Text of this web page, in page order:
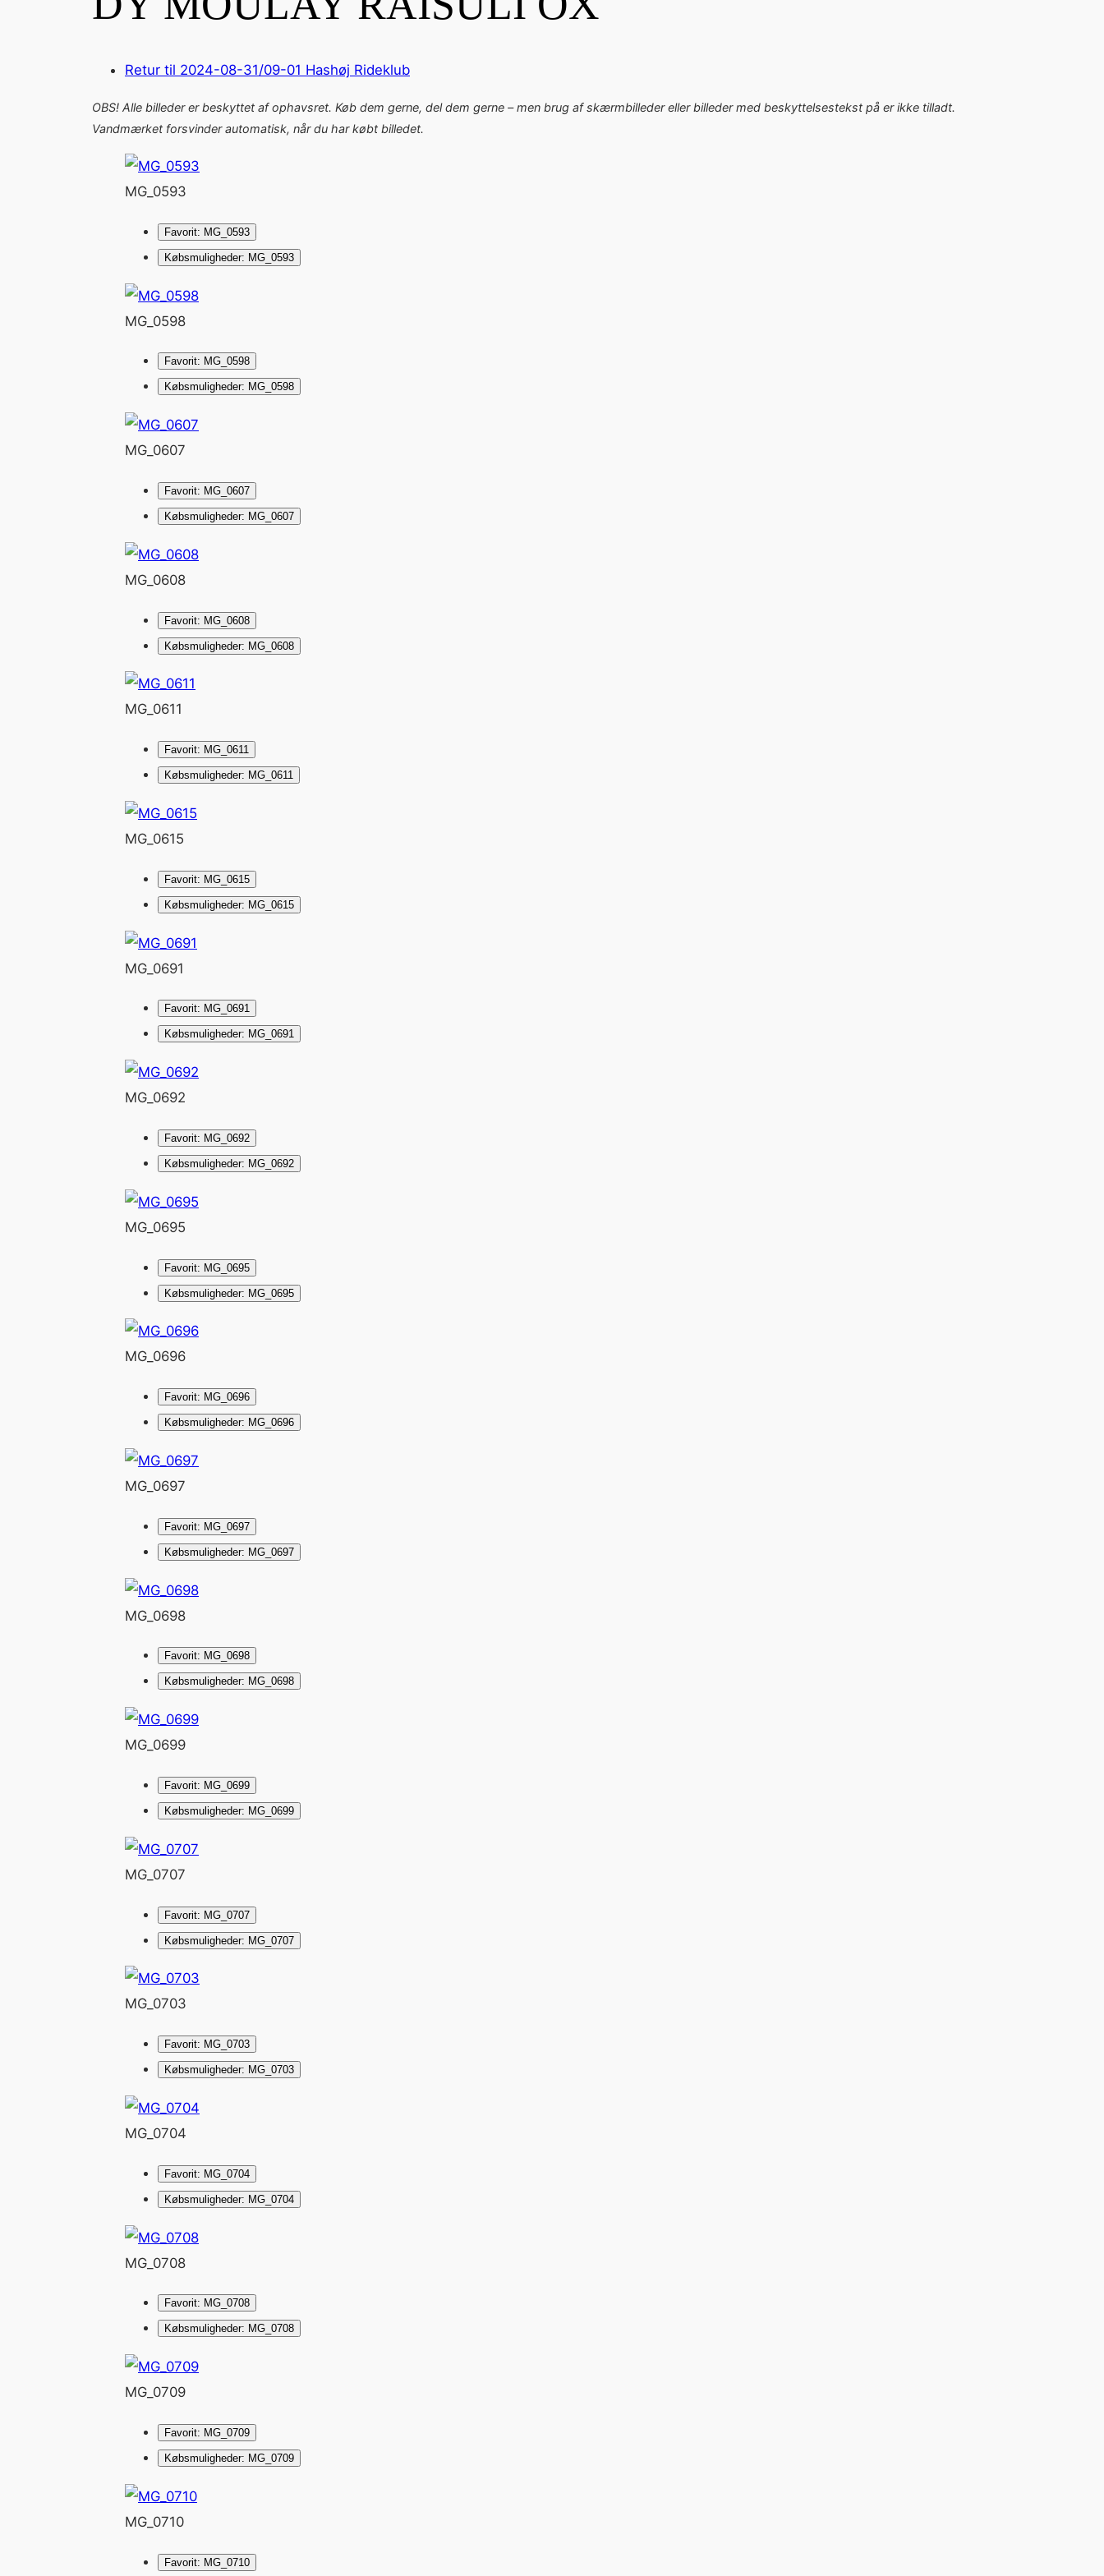
Retur til 2024-08-31/09-01 Hashøj Rideklub
OBS! Alle billeder er beskyttet af ophavsret. Køb dem gerne, del dem gerne – men brug af skærmbilleder eller billeder med beskyttelsestekst på er ikke tilladt.
Vandmærket forsvinder automatisk, når du har købt billedet.
MG_0593
Favorit: MG_0593
Købsmuligheder: MG_0593
MG_0598
Favorit: MG_0598
Købsmuligheder: MG_0598
MG_0607
Favorit: MG_0607
Købsmuligheder: MG_0607
MG_0608
Favorit: MG_0608
Købsmuligheder: MG_0608
MG_0611
Favorit: MG_0611
Købsmuligheder: MG_0611
MG_0615
Favorit: MG_0615
Købsmuligheder: MG_0615
MG_0691
Favorit: MG_0691
Købsmuligheder: MG_0691
MG_0692
Favorit: MG_0692
Købsmuligheder: MG_0692
MG_0695
Favorit: MG_0695
Købsmuligheder: MG_0695
MG_0696
Favorit: MG_0696
Købsmuligheder: MG_0696
MG_0697
Favorit: MG_0697
Købsmuligheder: MG_0697
MG_0698
Favorit: MG_0698
Købsmuligheder: MG_0698
MG_0699
Favorit: MG_0699
Købsmuligheder: MG_0699
MG_0707
Favorit: MG_0707
Købsmuligheder: MG_0707
MG_0703
Favorit: MG_0703
Købsmuligheder: MG_0703
MG_0704
Favorit: MG_0704
Købsmuligheder: MG_0704
MG_0708
Favorit: MG_0708
Købsmuligheder: MG_0708
MG_0709
Favorit: MG_0709
Købsmuligheder: MG_0709
MG_0710
Favorit: MG_0710